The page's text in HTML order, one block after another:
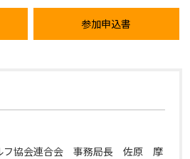
参加申込書
フ協会連合会 事務局長 佐原 摩